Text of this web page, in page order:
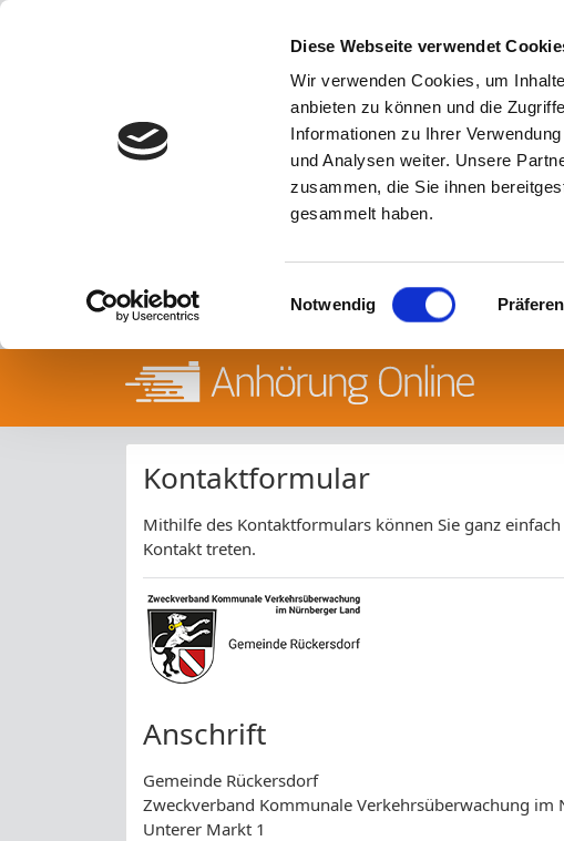
Diese Webseite verwendet
Wir verwenden Cookies, um
anbieten zu können und die
Informationen zu Ihrer
und Analysen weiter. Unsere
zusammen, die Sie ihnen
gesammelt haben.
Einwilligungsauswahl
Notwendig
Kontaktformular
Mithilfe des Kontaktformulars können Sie ganz
Kontakt treten.
Anschrift
Gemeinde Rückersdorf
Zweckverband Kommunale Verkehrsüberwachung im
Unterer Markt 1